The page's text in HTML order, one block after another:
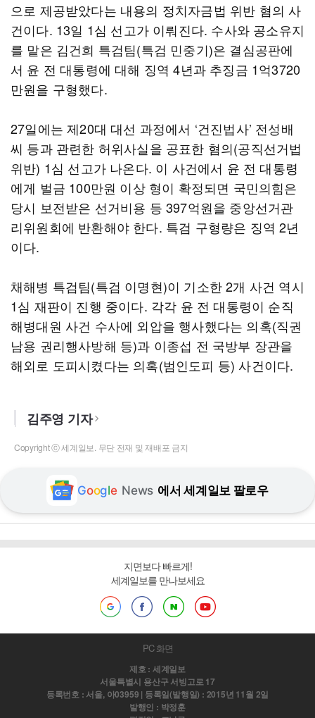
으로 제공받았다는 내용의 정치자금법 위반 혐의 사
건이다. 13일 1심 선고가 이뤄진다. 수사와 공소유지
를 맡은 김건희 특검팀(특검 민중기)은 결심공판에
서 윤 전 대통령에 대해 징역 4년과 추징금 1억3720
만원을 구형했다.
27일에는 제20대 대선 과정에서 ‘건진법사’ 전성배
씨 등과 관련한 허위사실을 공표한 혐의(공직선거법
위반) 1심 선고가 나온다. 이 사건에서 윤 전 대통령
에게 벌금 100만원 이상 형이 확정되면 국민의힘은
당시 보전받은 선거비용 등 397억원을 중앙선거관
리위원회에 반환해야 한다. 특검 구형량은 징역 2년
이다.
채해병 특검팀(특검 이명현)이 기소한 2개 사건 역시
1심 재판이 진행 중이다. 각각 윤 전 대통령이 순직
해병대원 사건 수사에 외압을 행사했다는 의혹(직권
남용 권리행사방해 등)과 이종섭 전 국방부 장관을
해외로 도피시켰다는 의혹(범인도피 등) 사건이다.
김주영 기자
Copyright ⓒ 세계일보. 무단 전재 및 재배포 금지
Google News 에서 세계일보 팔로우
지면보다 빠르게!
세계일보를 만나보세요
PC 화면
제호 : 세계일보
서울특별시 용산구 서빙고로 17
등록번호 : 서울, 아03959 | 등록일(발행일) : 2015년 11월 2일
발행인 : 박정훈